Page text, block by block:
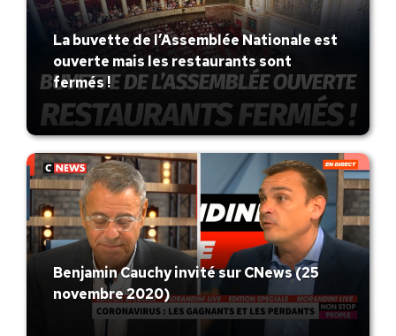
La buvette de l’Assemblée Nationale est
ouverte mais les restaurants sont
fermés !
Benjamin Cauchy invité sur CNews (25
novembre 2020)